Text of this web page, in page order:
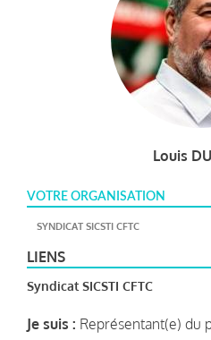
Louis
VOTRE ORGANISATION
SYNDICAT SICSTI CFTC
LIENS
Syndicat SICSTI CFTC
Je suis : Représentant(e) du